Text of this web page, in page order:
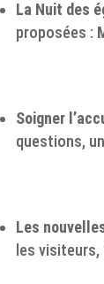
La Nuit des
proposées :
Soigner
questions,
Les
les